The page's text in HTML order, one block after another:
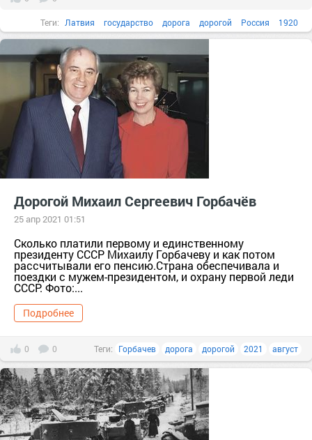
Теги: Латвия государство дорога дорогой Россия 1920
Дорогой Михаил Сергеевич Горбачёв
25 апр 2021 01:51
Сколько платили первому и единственному
президенту СССР Михаилу Горбачеву и как потом
рассчитывали его пенсию.Страна обеспечивала и
поездки с мужем-президентом, и охрану первой леди
СССР. Фото:...
Подробнее
0 0 Теги: Горбачев дорога дорогой 2021 август